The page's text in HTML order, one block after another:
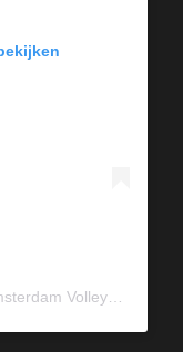
Een bericht gedeeld door Albatros Amsterdam Volleybal (@albavolley)